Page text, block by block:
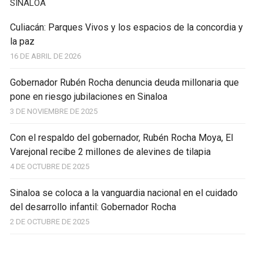
SINALOA
Culiacán: Parques Vivos y los espacios de la concordia y
la paz
16 DE ABRIL DE 2026
Gobernador Rubén Rocha denuncia deuda millonaria que
pone en riesgo jubilaciones en Sinaloa
3 DE NOVIEMBRE DE 2025
Con el respaldo del gobernador, Rubén Rocha Moya, El
Varejonal recibe 2 millones de alevines de tilapia
4 DE OCTUBRE DE 2025
Sinaloa se coloca a la vanguardia nacional en el cuidado
del desarrollo infantil: Gobernador Rocha
2 DE OCTUBRE DE 2025